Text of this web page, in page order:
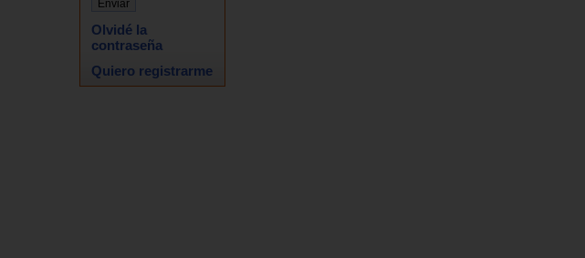
Olvidé la
contraseña
Quiero registrarme